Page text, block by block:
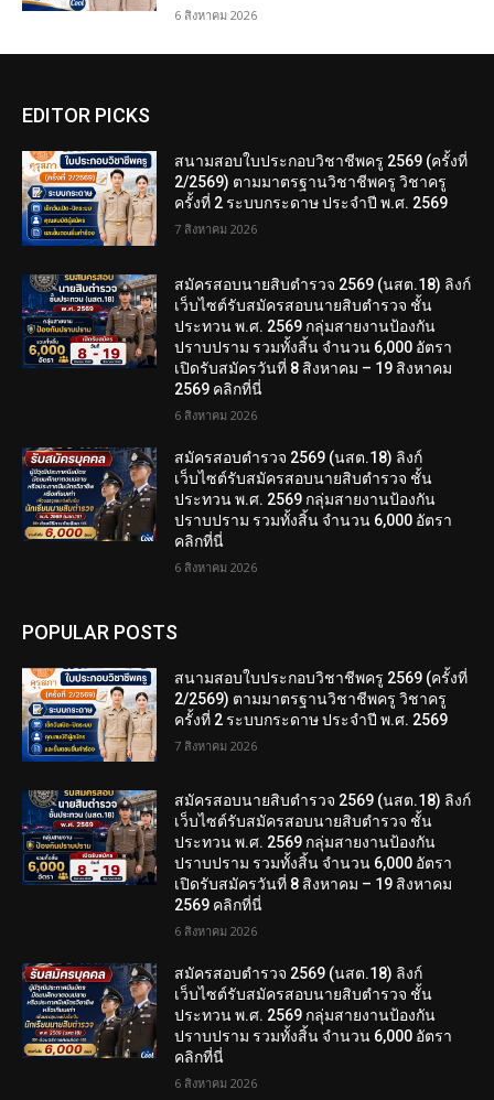
6 สิงหาคม 2026
EDITOR PICKS
สนามสอบใบประกอบวิชาชีพครู 2569 (ครั้งที่
2/2569) ตามมาตรฐานวิชาชีพครู วิชาครู
ครั้งที่ 2 ระบบกระดาษ ประจำปี พ.ศ. 2569
7 สิงหาคม 2026
สมัครสอบนายสิบตำรวจ 2569 (นสต.18) ลิงก์
เว็บไซต์รับสมัครสอบนายสิบตำรวจ ชั้น
ประทวน พ.ศ. 2569 กลุ่มสายงานป้องกัน
ปราบปราม รวมทั้งสิ้น จำนวน 6,000 อัตรา
เปิดรับสมัครวันที่ 8 สิงหาคม – 19 สิงหาคม
2569 คลิกที่นี่
6 สิงหาคม 2026
สมัครสอบตํารวจ 2569 (นสต.18) ลิงก์
เว็บไซต์รับสมัครสอบนายสิบตำรวจ ชั้น
ประทวน พ.ศ. 2569 กลุ่มสายงานป้องกัน
ปราบปราม รวมทั้งสิ้น จำนวน 6,000 อัตรา
คลิกที่นี่
6 สิงหาคม 2026
POPULAR POSTS
สนามสอบใบประกอบวิชาชีพครู 2569 (ครั้งที่
2/2569) ตามมาตรฐานวิชาชีพครู วิชาครู
ครั้งที่ 2 ระบบกระดาษ ประจำปี พ.ศ. 2569
7 สิงหาคม 2026
สมัครสอบนายสิบตำรวจ 2569 (นสต.18) ลิงก์
เว็บไซต์รับสมัครสอบนายสิบตำรวจ ชั้น
ประทวน พ.ศ. 2569 กลุ่มสายงานป้องกัน
ปราบปราม รวมทั้งสิ้น จำนวน 6,000 อัตรา
เปิดรับสมัครวันที่ 8 สิงหาคม – 19 สิงหาคม
2569 คลิกที่นี่
6 สิงหาคม 2026
สมัครสอบตํารวจ 2569 (นสต.18) ลิงก์
เว็บไซต์รับสมัครสอบนายสิบตำรวจ ชั้น
ประทวน พ.ศ. 2569 กลุ่มสายงานป้องกัน
ปราบปราม รวมทั้งสิ้น จำนวน 6,000 อัตรา
คลิกที่นี่
6 สิงหาคม 2026